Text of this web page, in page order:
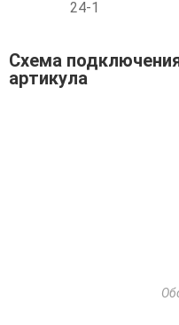
24-1
Схема
артикула